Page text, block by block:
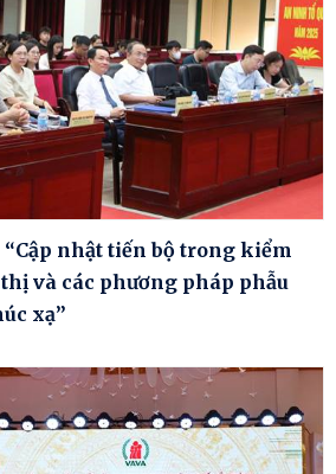
nhật tiến bộ trong kiểm
và các phương pháp phẫu
xạ”